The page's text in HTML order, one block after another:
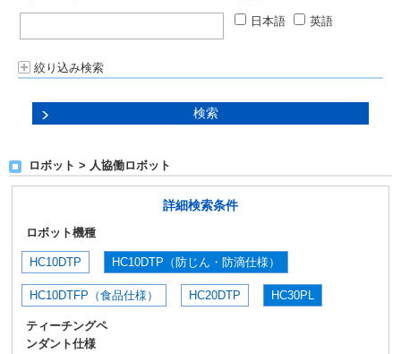
日本語
英語
絞り込み検索
ロボット > 人協働ロボット
詳細検索条件
ロボット機種
HC10DTP HC10DTP（防じん・防滴仕様）
HC10DTFP（食品仕様） HC20DTP HC30PL
ティーチングペ
ンダント仕様